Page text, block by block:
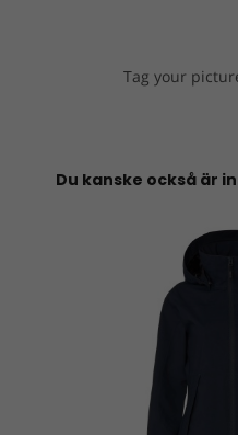
Tag your
Du kanske också är